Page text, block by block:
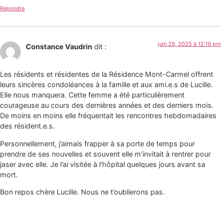
Répondre
Constance Vaudrin dit : juin 29, 2025 à 12:16 pm
Les résidents et résidentes de la Résidence Mont-Carmel offrent
leurs sincères condoléances à la famille et aux ami.e.s de Lucille.
Elle nous manquera. Cette femme a été particulièrement
courageuse au cours des dernières années et des derniers mois.
De moins en moins elle fréquentait les rencontres hebdomadaires
des résident.e.s.
Personnellement, j’aimais frapper à sa porte de temps pour
prendre de ses nouvelles et souvent elle m’invitait à rentrer pour
jaser avec elle. Je l’ai visitée à l’hôpital quelques jours avant sa
mort.
Bon repos chère Lucille. Nous ne t’oublierons pas.